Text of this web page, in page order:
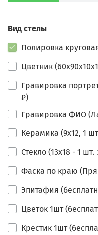
Вид стелы
Полировка
Цветник
Гравировка
₽)
Гравировка ФИО
Керамика (9х12, 1
Стекло (13х18 - 1 шт.
Фаска по краю
Эпитафия
Цветок 1шт
Крестик 1шт